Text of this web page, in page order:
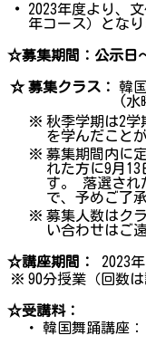
・
2023年度より、
年コース）となり
☆募集期間：公示日
☆ 募集クラス：
韓
(水
※ 秋季学期は2学
を学んだこと
※ 募集期間内に
れた方に9月
す。 落選され
で、予めご了
※ 募集人数はク
い合わせはご
☆講座期間：
2023
※ 90分授業（回数
☆受講料：
・
韓国舞踊講座：